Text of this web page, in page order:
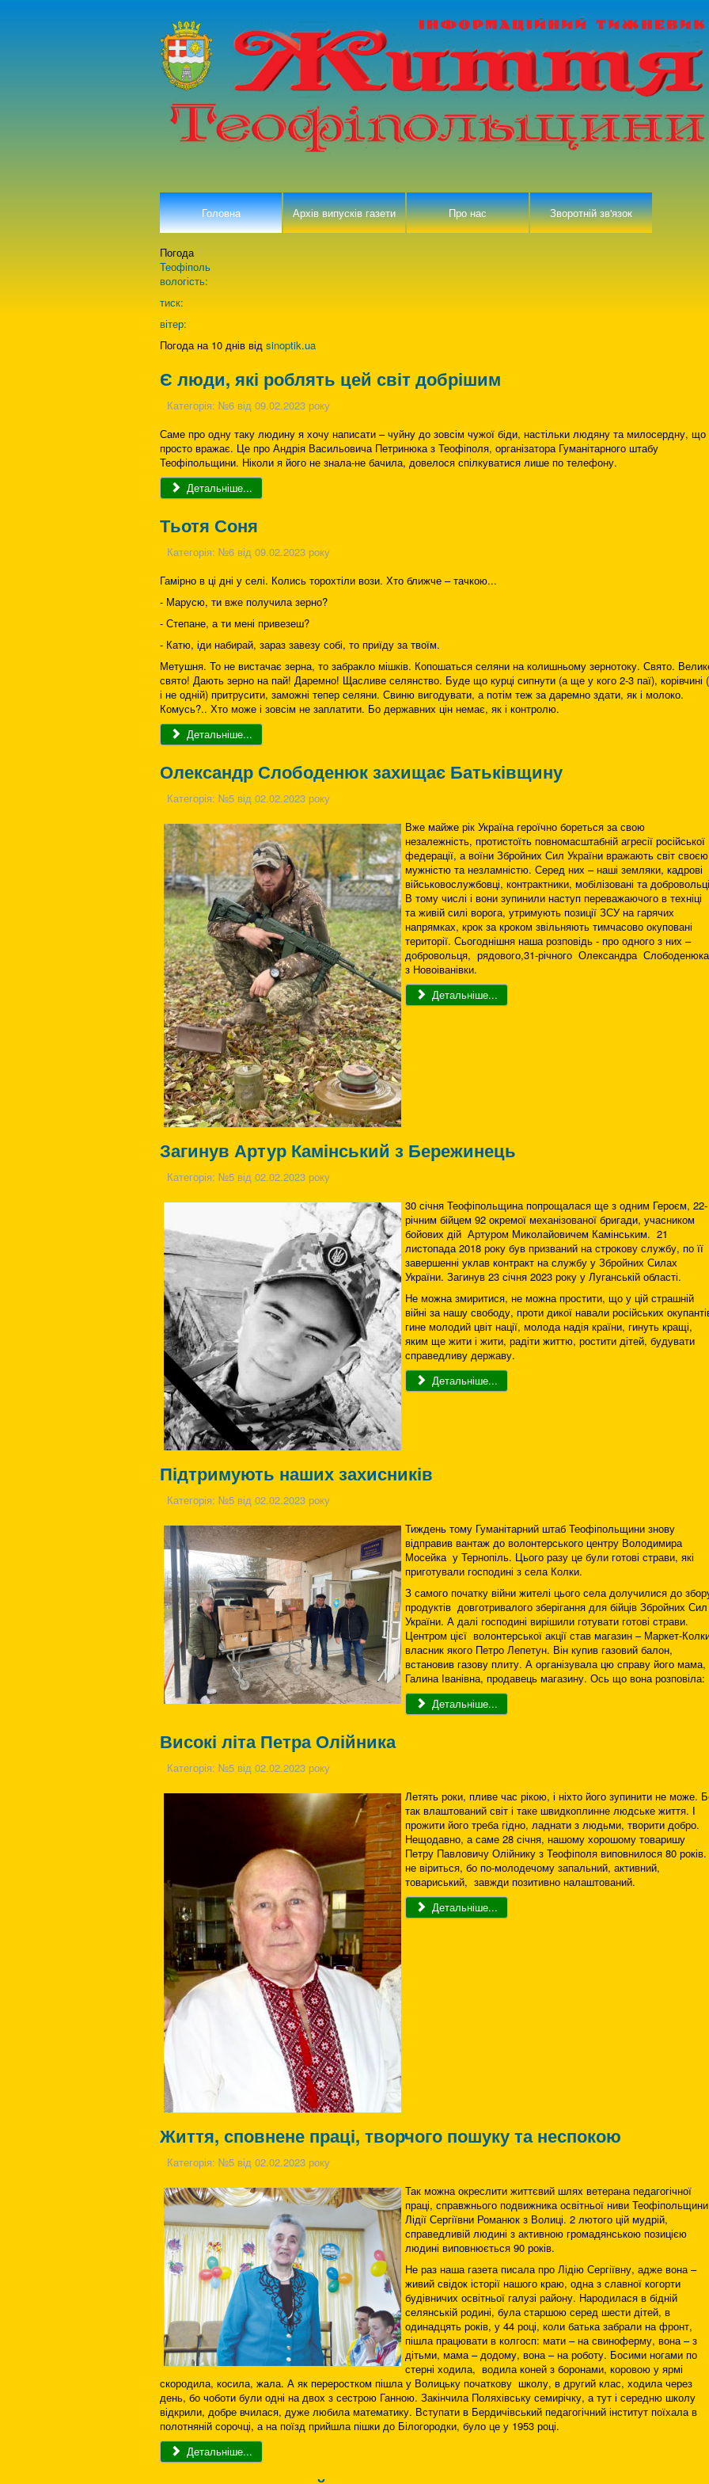
Головна Архів випусків газети Про нас Зворотній зв'язок
Погода
Теофіполь
вологість:
тиск:
вітер:
Погода на 10 днів від sinoptik.ua
Є люди, які роблять цей світ добрішим
Категорія: №6 від 09.02.2023 року
Саме про одну таку людину я хочу написати – чуйну до зовсім чужої біди, настільки людяну та милосердну, що
просто вражає. Це про Андрія Васильовича Петринюка з Теофіполя, організатора Гуманітарного штабу
Теофіпольщини. Ніколи я його не знала-не бачила, довелося спілкуватися лише по телефону.
Детальніше...
Тьотя Соня
Категорія: №6 від 09.02.2023 року
Гамірно в ці дні у селі. Колись торохтіли вози. Хто ближче – тачкою...
- Марусю, ти вже получила зерно?
- Степане, а ти мені привезеш?
- Катю, іди набирай, зараз завезу собі, то приїду за твоїм.
Метушня. То не вистачає зерна, то забракло мішків. Копошаться селяни на колишньому зернотоку. Свято.
свято! Дають зерно на пай! Даремно! Щасливе селянство. Буде що курці сипнути (а ще у кого 2-3 паї), корівчині (
і не одній) притрусити, заможні тепер селяни. Свиню вигодувати, а потім теж за даремно здати, як і молоко.
Комусь?.. Хто може і зовсім не заплатити. Бо державних цін немає, як і контролю.
Детальніше...
Олександр Слободенюк захищає Батьківщину
Категорія: №5 від 02.02.2023 року
Вже майже рік Україна героїчно бореться за свою
незалежність, протистоїть повномасштабній агресії російської
федерації, а воїни Збройних Сил України вражають світ своєю
мужністю та незламністю. Серед них – наші земляки, кадрові
військовослужбовці, контрактники, мобілізовані та
В тому числі і вони зупинили наступ переважаючого в техніці
та живій силі ворога, утримують позиції ЗСУ на гарячих
напрямках, крок за кроком звільняють тимчасово окуповані
території. Сьогоднішня наша розповідь - про одного з них –
добровольця, рядового,31-річного Олександра
з Новоіванівки.
Детальніше...
Загинув Артур Камінський з Бережинець
Категорія: №5 від 02.02.2023 року
30 січня Теофіпольщина попрощалася ще з одним Героєм, 22-
річним бійцем 92 окремої механізованої бригади, учасником
бойових дій Артуром Миколайовичем Камінським. 21
листопада 2018 року був призваний на строкову службу, по її
завершенні уклав контракт на службу у Збройних Силах
України. Загинув 23 січня 2023 року у Луганській області.
Не можна змиритися, не можна простити, що у цій страшній
війні за нашу свободу, проти дикої навали російських
гине молодий цвіт нації, молода надія країни, гинуть кращі,
яким ще жити і жити, радіти життю, ростити дітей, будувати
справедливу державу.
Детальніше...
Підтримують наших захисників
Категорія: №5 від 02.02.2023 року
Тиждень тому Гуманітарний штаб Теофіпольщини знову
відправив вантаж до волонтерського центру Володимира
Мосейка у Тернопіль. Цього разу це були готові страви, які
приготували господині з села Колки.
З самого початку війни жителі цього села долучилися до
продуктів довготривалого зберігання для бійців Збройних Сил
України. А далі господині вирішили готувати готові страви.
Центром цієї волонтерської акції став магазин – Маркет-
власник якого Петро Лепетун. Він купив газовий балон,
встановив газову плиту. А організувала цю справу його мама,
Галина Іванівна, продавець магазину. Ось що вона розповіла:
Детальніше...
Високі літа Петра Олійника
Категорія: №5 від 02.02.2023 року
Летять роки, пливе час рікою, і ніхто його зупинити не може.
так влаштований світ і таке швидкоплинне людське життя. І
прожити його треба гідно, ладнати з людьми, творити добро.
Нещодавно, а саме 28 січня, нашому хорошому товаришу
Петру Павловичу Олійнику з Теофіполя виповнилося 80 років.
не віриться, бо по-молодечому запальний, активний,
товариський, завжди позитивно налаштований.
Детальніше...
Життя, сповнене праці, творчого пошуку та неспокою
Категорія: №5 від 02.02.2023 року
Так можна окреслити життєвий шлях ветерана педагогічної
праці, справжнього подвижника освітньої ниви Теофіпольщини
Лідії Сергіївни Романюк з Волиці. 2 лютого цій мудрій,
справедливій людині з активною громадянською позицією
людині виповнюється 90 років.
Не раз наша газета писала про Лідію Сергіївну, адже вона –
живий свідок історії нашого краю, одна з славної когорти
будівничих освітньої галузі району. Народилася в бідній
селянській родині, була старшою серед шести дітей, в
одинадцять років, у 44 році, коли батька забрали на фронт,
пішла працювати в колгосп: мати – на свиноферму, вона – з
дітьми, мама – додому, вона – на роботу. Босими ногами по
стерні ходила, водила коней з боронами, коровою у ярмі
скородила, косила, жала. А як переростком пішла у Волицьку початкову школу, в другий клас, ходила через
день, бо чоботи були одні на двох з сестрою Ганною. Закінчила Поляхівську семирічку, а тут і середню школу
відкрили, добре вчилася, дуже любила математику. Вступати в Бердичівський педагогічний інститут поїхала в
полотняній сорочці, а на поїзд прийшла пішки до Білогородки, було це у 1953 році.
Детальніше...